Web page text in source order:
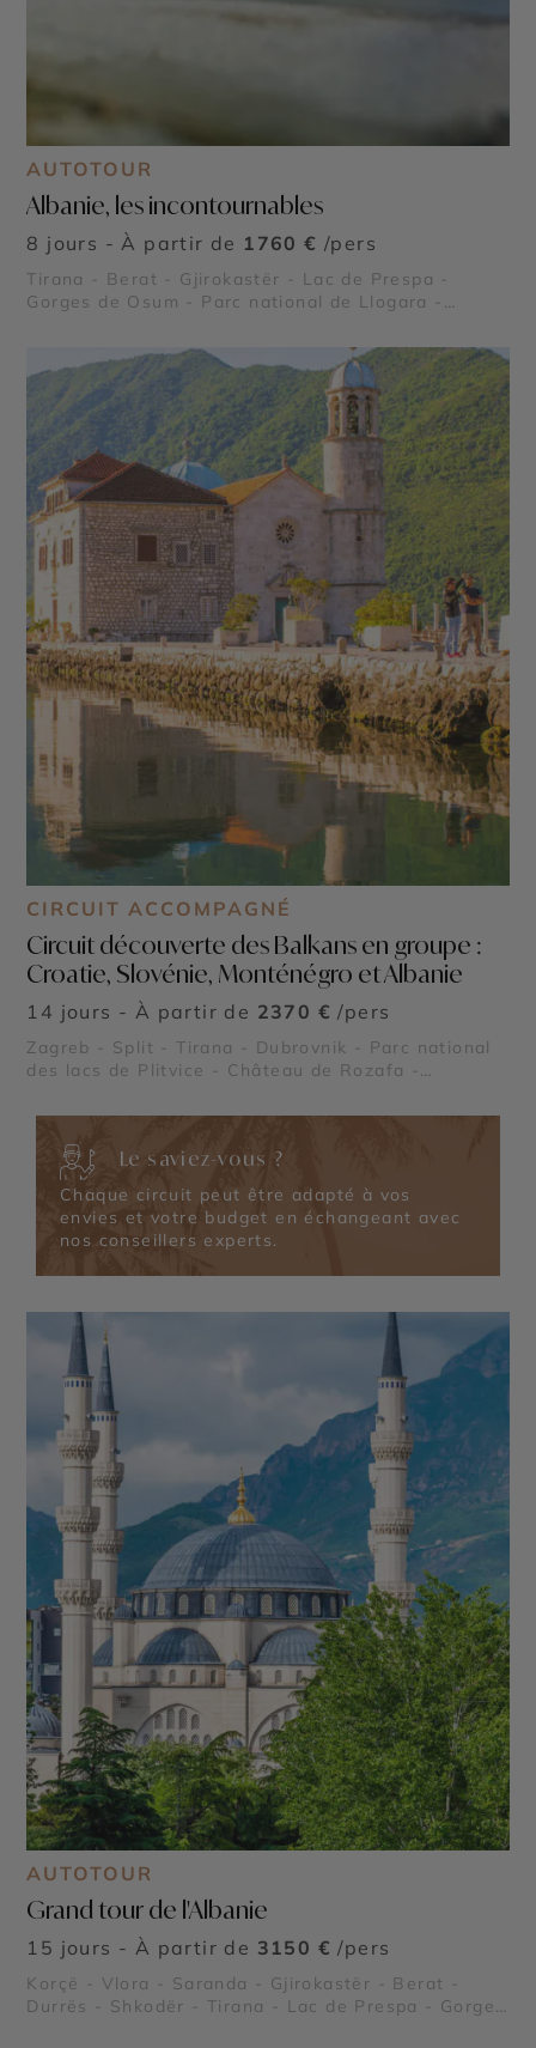
AUTOTOUR
Albanie, les incontournables
8 jours - À partir de 1760 € /pers
Tirana - Berat - Gjirokastër - Lac de Prespa -
Gorges de Osum - Parc national de Llogara -
albanaise - Butrint - Lac de Shkodra - Parc
national de Divjakë-Karavasta - Apollonia -
Château de Rozafa - Parc national de Theth -
Alpes albanaises
CIRCUIT ACCOMPAGNÉ
Circuit découverte des Balkans en groupe :
Croatie, Slovénie, Monténégro et Albanie
14 jours - À partir de 2370 € /pers
Zagreb - Split - Tirana - Dubrovnik - Parc national
des lacs de Plitvice - Château de Rozafa -
Palais de Dioclétien - Parc national de Krka - Parc
Le saviez-vous ?
Chaque circuit peut être adapté à vos
envies et votre budget en échangeant avec
nos conseillers experts.
AUTOTOUR
Grand tour de l'Albanie
15 jours - À partir de 3150 € /pers
Korçë - Vlora - Saranda - Gjirokastër - Berat -
Durrës - Shkodër - Tirana - Lac de Prespa - Gorges